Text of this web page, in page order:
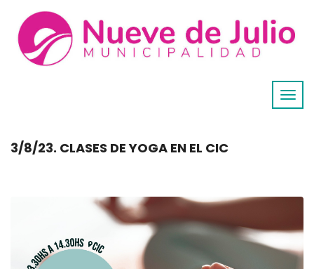
3/8/23. CLASES DE YOGA EN EL CIC